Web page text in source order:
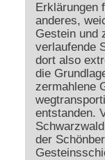
Erklärungen
anderes,
Gestein und
verlaufende
dort also
die
zermahlene
entstanden.
der